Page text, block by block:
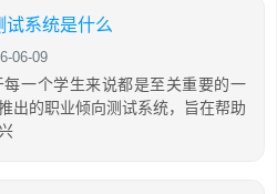
试系统是什么
06-09
一个学生来说都是至关重要的一
出的职业倾向测试系统，旨在帮助